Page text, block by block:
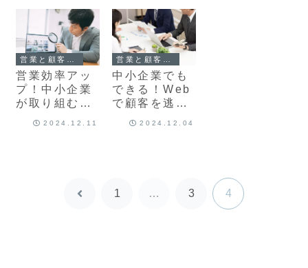
営業効率アッ
プ！中小企業
が取り組むべ
2024.12.11
中小企業でも
できる！Web
で顧客を逃さ
ない営業術
2024.12.04
前
1 … 3 4